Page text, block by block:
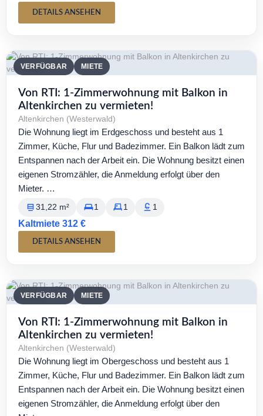
DETAILS ANSEHEN
VERFÜGBAR MIETE
Von RTI: 1-Zimmerwohnung mit Balkon in
Altenkirchen zu vermieten!
Altenkirchen (Westerwald)
Die Wohnung liegt im Erdgeschoss und besteht aus 1
Zimmer, Küche, Flur und Badezimmer. Ein Balkon lädt zum
Entspannen nach der Arbeit ein. Die Wohnung besitzt einen
eigenen Stromzähler, die Anmeldung erfolgt über den
Mieter. …
31,22 m² 1 1 1
Kaltmiete 312 €
DETAILS ANSEHEN
VERFÜGBAR MIETE
Von RTI: 1-Zimmerwohnung mit Balkon in
Altenkirchen zu vermieten!
Altenkirchen (Westerwald)
Die Wohnung liegt im Obergeschoss und besteht aus 1
Zimmer, Küche, Flur und Badezimmer. Ein Balkon lädt zum
Entspannen nach der Arbeit ein. Die Wohnung besitzt einen
eigenen Stromzähler, die Anmeldung erfolgt über den